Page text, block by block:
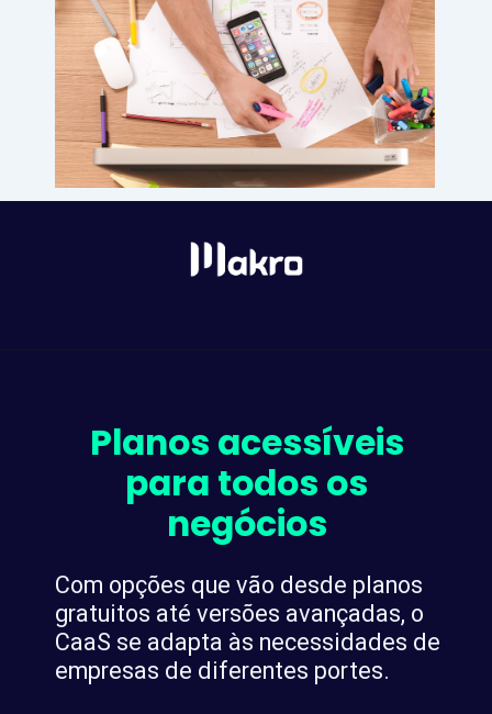
Planos acessíveis
para todos os
negócios
Com opções que vão desde planos
gratuitos até versões avançadas, o
CaaS se adapta às necessidades de
empresas de diferentes portes.